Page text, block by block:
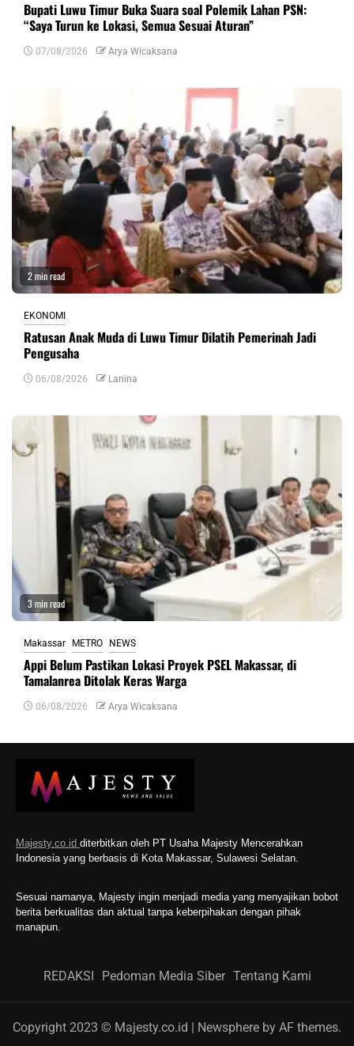
Bupati Luwu Timur Buka Suara soal Polemik Lahan PSN:
“Saya Turun ke Lokasi, Semua Sesuai Aturan”
07/08/2026 Arya Wicaksana
2 min read
EKONOMI
Ratusan Anak Muda di Luwu Timur Dilatih Pemerinah Jadi
Pengusaha
06/08/2026 Lanina
3 min read
Makassar METRO NEWS
Appi Belum Pastikan Lokasi Proyek PSEL Makassar, di
Tamalanrea Ditolak Keras Warga
06/08/2026 Arya Wicaksana
Majesty.co.id diterbitkan oleh PT Usaha Majesty Mencerahkan
Indonesia yang berbasis di Kota Makassar, Sulawesi Selatan.
Sesuai namanya, Majesty ingin menjadi media yang menyajikan bobot
berita berkualitas dan aktual tanpa keberpihakan dengan pihak
manapun.
REDAKSI Pedoman Media Siber Tentang Kami
Copyright 2023 © Majesty.co.id | Newsphere by AF themes.